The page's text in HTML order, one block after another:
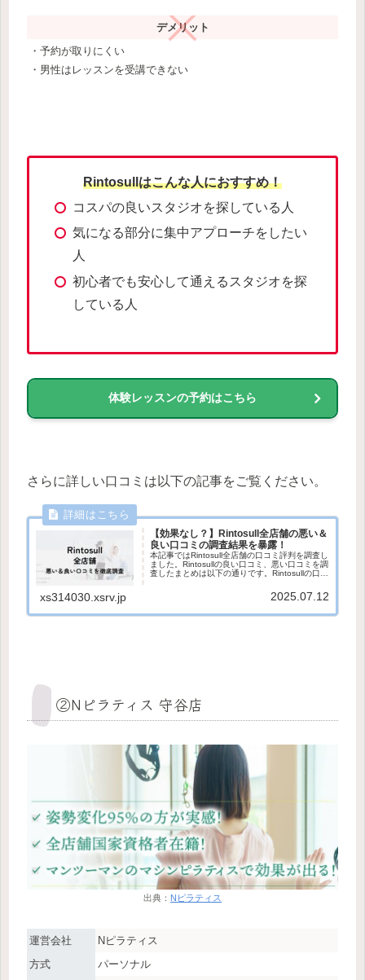
デメリット
・予約が取りにくい
・男性はレッスンを受講できない
Rintosullはこんな人におすすめ！
コスパの良いスタジオを探している人
気になる部分に集中アプローチをしたい
人
初心者でも安心して通えるスタジオを探
している人
体験レッスンの予約はこちら
さらに詳しい口コミは以下の記事をご覧ください。
【効果なし？】Rintosull全店舗の悪い＆
良い口コミの調査結果を暴露！
本記事ではRintosull全店舗の口コミ評判を調査し
ました。Rintosullの良い口コミ、悪い口コミを調
査したまとめは以下の通りです。Rintosullの口コ
やすい・インストラクターの指導が丁寧...
xs314030.xsrv.jp 2025.07.12
②Nピラティス 守谷店
出典： Nピラティス
運営会社
Nピラティス
方式
パーソナル